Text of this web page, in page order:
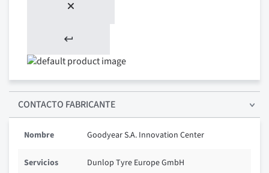
CONTACTO FABRICANTE
Nombre Goodyear S.A. Innovation Center
Servicios Dunlop Tyre Europe GmbH